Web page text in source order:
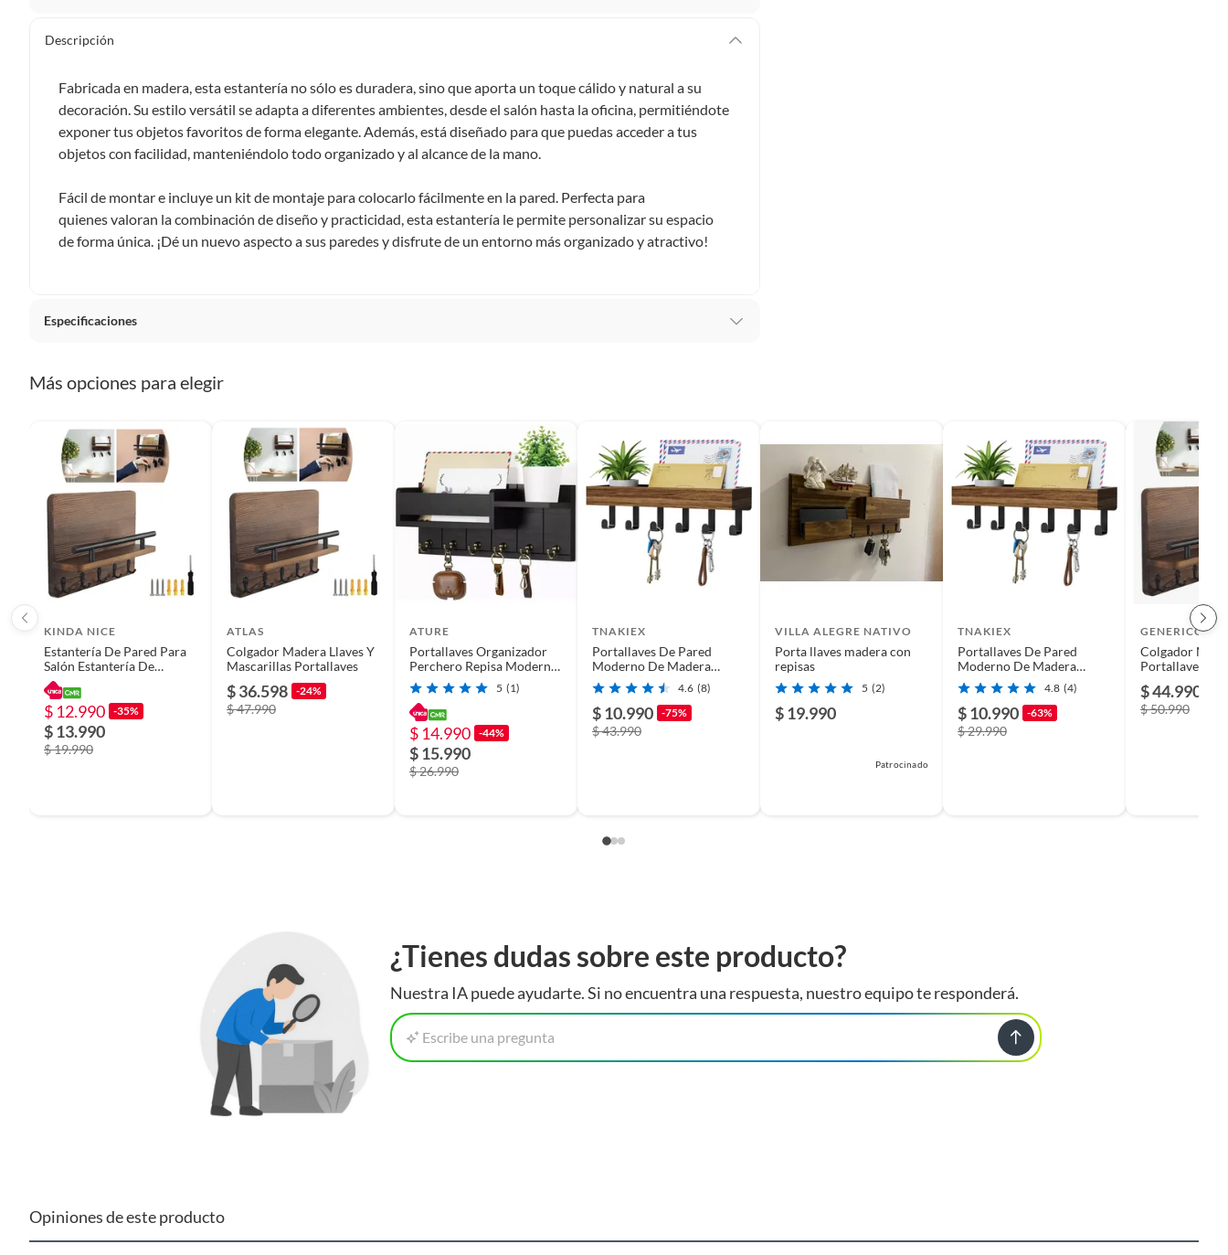
Debe estar en perfecto estado, con todas sus etiquetas, sellos intactos y sin uso, tal como te lo entregamos. Ten
Productos que, por su naturaleza, no puedan ser devueltos, puedan deteriorarse o caducar con rapidez.
Confeccionados a la medida.
De uso personal.
etiquetas y sin uso, tal como te lo entregamos.
Productos digitales que se entregan a través de una descarga electrónica, por ejemplo, cupones de experiencia o
programas para el computador.
remanufacturados o con alguna deficiencia, que sean comprados en esa condición a un precio reducido.
Plantas.
Descripción
Fabricada en madera, esta estantería no sólo es duradera, sino que aporta un toque cálido y natural a su
decoración. Su estilo versátil se adapta a diferentes ambientes, desde el salón hasta la oficina, permitiéndote
exponer tus objetos favoritos de forma elegante. Además, está diseñado para que puedas acceder a tus
objetos con facilidad, manteniéndolo todo organizado y al alcance de la mano.
Fácil de montar e incluye un kit de montaje para colocarlo fácilmente en la pared. Perfecta para
quienes valoran la combinación de diseño y practicidad, esta estantería le permite personalizar su espacio
de forma única. ¡Dé un nuevo aspecto a sus paredes y disfrute de un entorno más organizado y atractivo!
Especificaciones
Condicion del producto
Material Madera
Cantidad de repisas
Dificultad de armado
Requiere armado Sí
Alto
Más opciones para elegir
KINDA NICE
Estantería De Pared Para
Salón Estantería De
Madera
$ 12.990 -35%
$ 13.990
$ 19.990
ATLAS
Colgador Madera Llaves Y
Mascarillas Portallaves
$ 36.598 -24%
$ 47.990
ATURE
Portallaves Organizador
Perchero Repisa Moderno
De Pared Negro 5 (1)
$ 14.990 -44%
$ 15.990
$ 26.990
TNAKIEX
Portallaves De Pared
Moderno De Madera
Tnakiex Barcelona Color
Carbón
4.6 (8)
$ 10.990 -75%
$ 43.990
VILLA ALEGRE NATIVO
Porta llaves madera con
repisas
5 (2)
$ 19.990
Patrocinado
TNAKIEX
Portallaves De Pared
Moderno De Madera
Tnakiex Barcelona Color
Carbón
4.8 (4)
$ 10.990 -63%
$ 29.990
GENERICO
Colgador
Portallaves
$ 44.990
$ 50.990
¿Tienes dudas sobre este producto?
Nuestra IA puede ayudarte. Si no encuentra una respuesta, nuestro equipo te responderá.
Escribe una pregunta
Opiniones de este producto